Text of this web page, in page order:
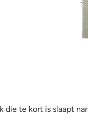
die te kort is slaapt